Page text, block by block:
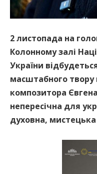
2 листопада на
Колонному залі
України
масштабного твору
композитора
непересічна для
духовна,